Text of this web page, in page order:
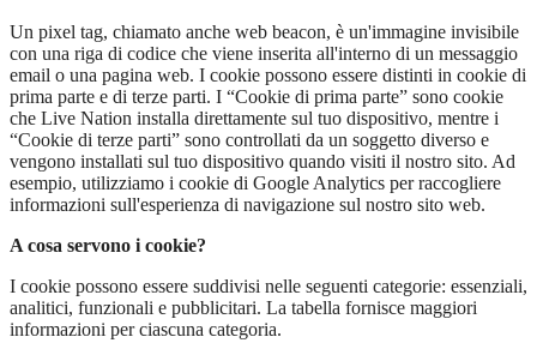
Un pixel tag, chiamato anche web beacon, è un'immagine invisibile
con una riga di codice che viene inserita all'interno di un messaggio
email o una pagina web. I cookie possono essere distinti in cookie di
prima parte e di terze parti. I “Cookie di prima parte” sono cookie
che Live Nation installa direttamente sul tuo dispositivo, mentre i
“Cookie di terze parti” sono controllati da un soggetto diverso e
vengono installati sul tuo dispositivo quando visiti il nostro sito. Ad
esempio, utilizziamo i cookie di Google Analytics per raccogliere
informazioni sull'esperienza di navigazione sul nostro sito web.
A cosa servono i cookie?
I cookie possono essere suddivisi nelle seguenti categorie: essenziali,
analitici, funzionali e pubblicitari. La tabella fornisce maggiori
informazioni per ciascuna categoria.